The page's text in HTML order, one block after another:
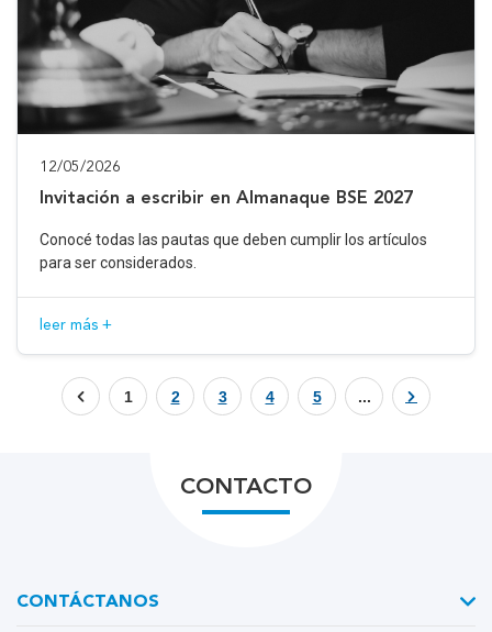
12/05/2026
Invitación a escribir en Almanaque BSE 2027
Conocé todas las pautas que deben cumplir los artículos
para ser considerados.
leer más +
1 2 3 4 5 ...
CONTACTO
CONTÁCTANOS